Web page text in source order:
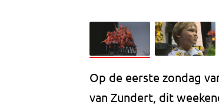
Op de eerste zondag
van Zundert, dit